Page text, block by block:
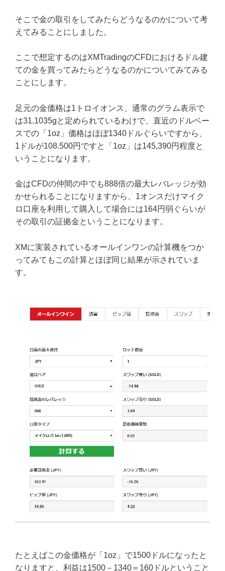
そこで金の取引をしてみたらどうなるのかについて考
えてみることにしました。
ここで想定するのはXMTradingのCFDにおけるドル建
ての金を買ってみたらどうなるのかについてみてみる
ことにします。
足元の金価格は1トロイオンス、通常のグラム表示で
は31.1035gと定められているわけで、直近のドルベー
スでの「1oz」価格はほぼ1340ドルぐらいですから、
1ドルが108.500円ですと「1oz」は145,390円程度と
いうことになります。
金はCFDの仲間の中でも888倍の最大レバレッジが効
かせられることになりますから、1オンスだけマイク
ロ口座を利用して購入して場合には164円弱ぐらいが
その取引の証拠金ということになります。
XMに実装されているオールインワンの計算機をつか
ってみてもこの計算とほぼ同じ結果が示されていま
す。
たとえばこの金価格が「1oz」で1500ドルになったと
なりますと、利益は1500－1340＝160ドルということ